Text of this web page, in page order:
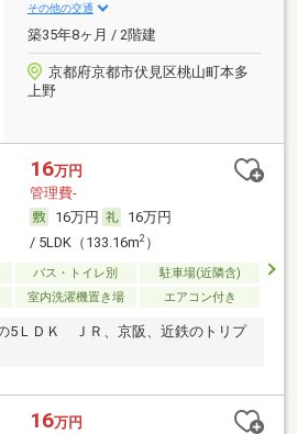
その他の交通
築35年8ヶ月 / 2階建
京都府京都市伏見区桃山町本多
上野
16万円
管理費-
16万円
16万円
/ 5LDK（133.16m2）
バス・トイレ別
駐車場(近隣含)
室内洗濯機置き場 エアコン付き
5ＬＤＫ ＪＲ、京阪、近鉄のトリプ
16万円